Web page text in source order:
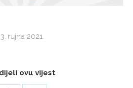
3. rujna 2021.
ovu vijest